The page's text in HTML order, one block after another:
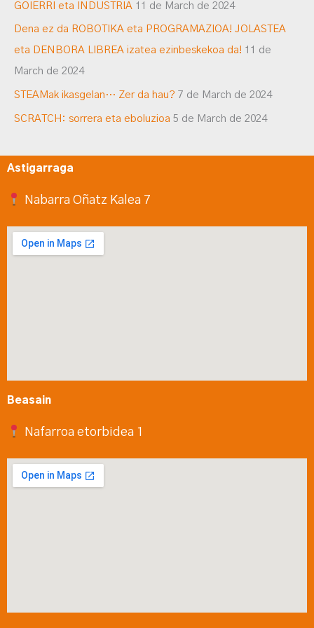
GOIERRI eta INDUSTRIA 11 de March de 2024
Dena ez da ROBOTIKA eta PROGRAMAZIOA! JOLASTEA
eta DENBORA LIBREA izatea ezinbeskekoa da! 11 de
March de 2024
STEAMak ikasgelan… Zer da hau? 7 de March de 2024
SCRATCH: sorrera eta eboluzioa 5 de March de 2024
Astigarraga
Nabarra Oñatz Kalea 7
Beasain
Nafarroa etorbidea 1